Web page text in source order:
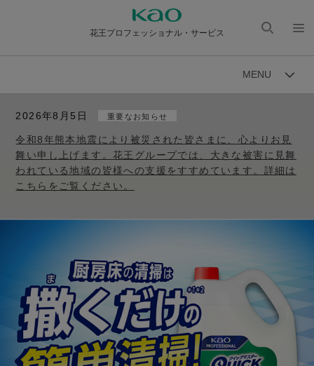
花王プロフェッショナル・サービス
く
MENU
2026年8月5日 重要なお知らせ
令和8年熊本地震により被災された皆さまに、心よりお見
舞い申し上げます。花王グループでは、大きな被害に見舞
われている地域の皆様への支援をすすめています。詳細は
こちらをご覧ください。